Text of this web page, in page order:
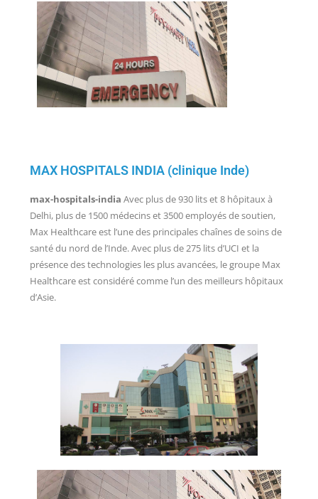
MAX HOSPITALS INDIA (clinique Inde)
max-hospitals-india Avec plus de 930 lits et 8 hôpitaux à
Delhi, plus de 1500 médecins et 3500 employés de soutien,
Max Healthcare est l’une des principales chaînes de soins de
santé du nord de l’Inde. Avec plus de 275 lits d’UCI et la
présence des technologies les plus avancées, le groupe Max
Healthcare est considéré comme l’un des meilleurs hôpitaux
d’Asie.